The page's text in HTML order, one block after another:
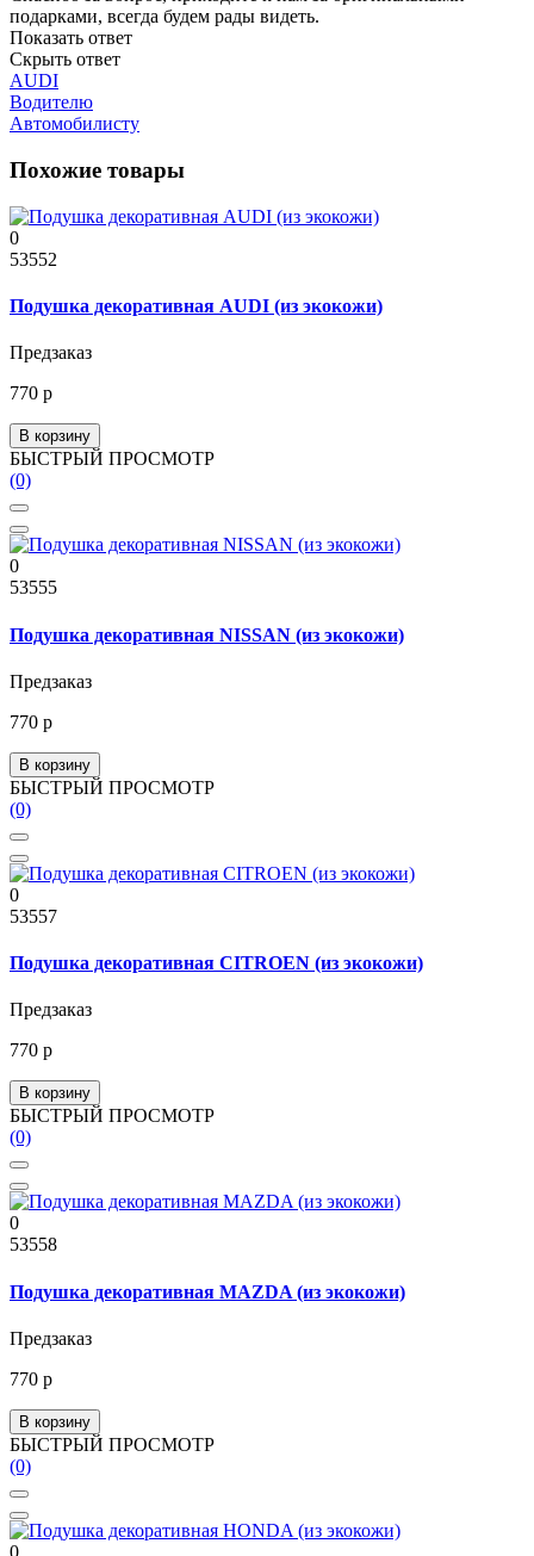
подарками, всегда будем рады видеть.
Показать ответ
Скрыть ответ
AUDI
Водителю
Автомобилисту
Похожие товары
0
53552
Подушка декоративная AUDI (из экокожи)
Предзаказ
770 р
В корзину
БЫСТРЫЙ ПРОСМОТР
(0)
0
53555
Подушка декоративная NISSAN (из экокожи)
Предзаказ
770 р
В корзину
БЫСТРЫЙ ПРОСМОТР
(0)
0
53557
Подушка декоративная CITROEN (из экокожи)
Предзаказ
770 р
В корзину
БЫСТРЫЙ ПРОСМОТР
(0)
0
53558
Подушка декоративная MAZDA (из экокожи)
Предзаказ
770 р
В корзину
БЫСТРЫЙ ПРОСМОТР
(0)
0